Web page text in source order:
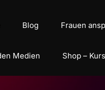
Blog Frauen
Medien Shop –